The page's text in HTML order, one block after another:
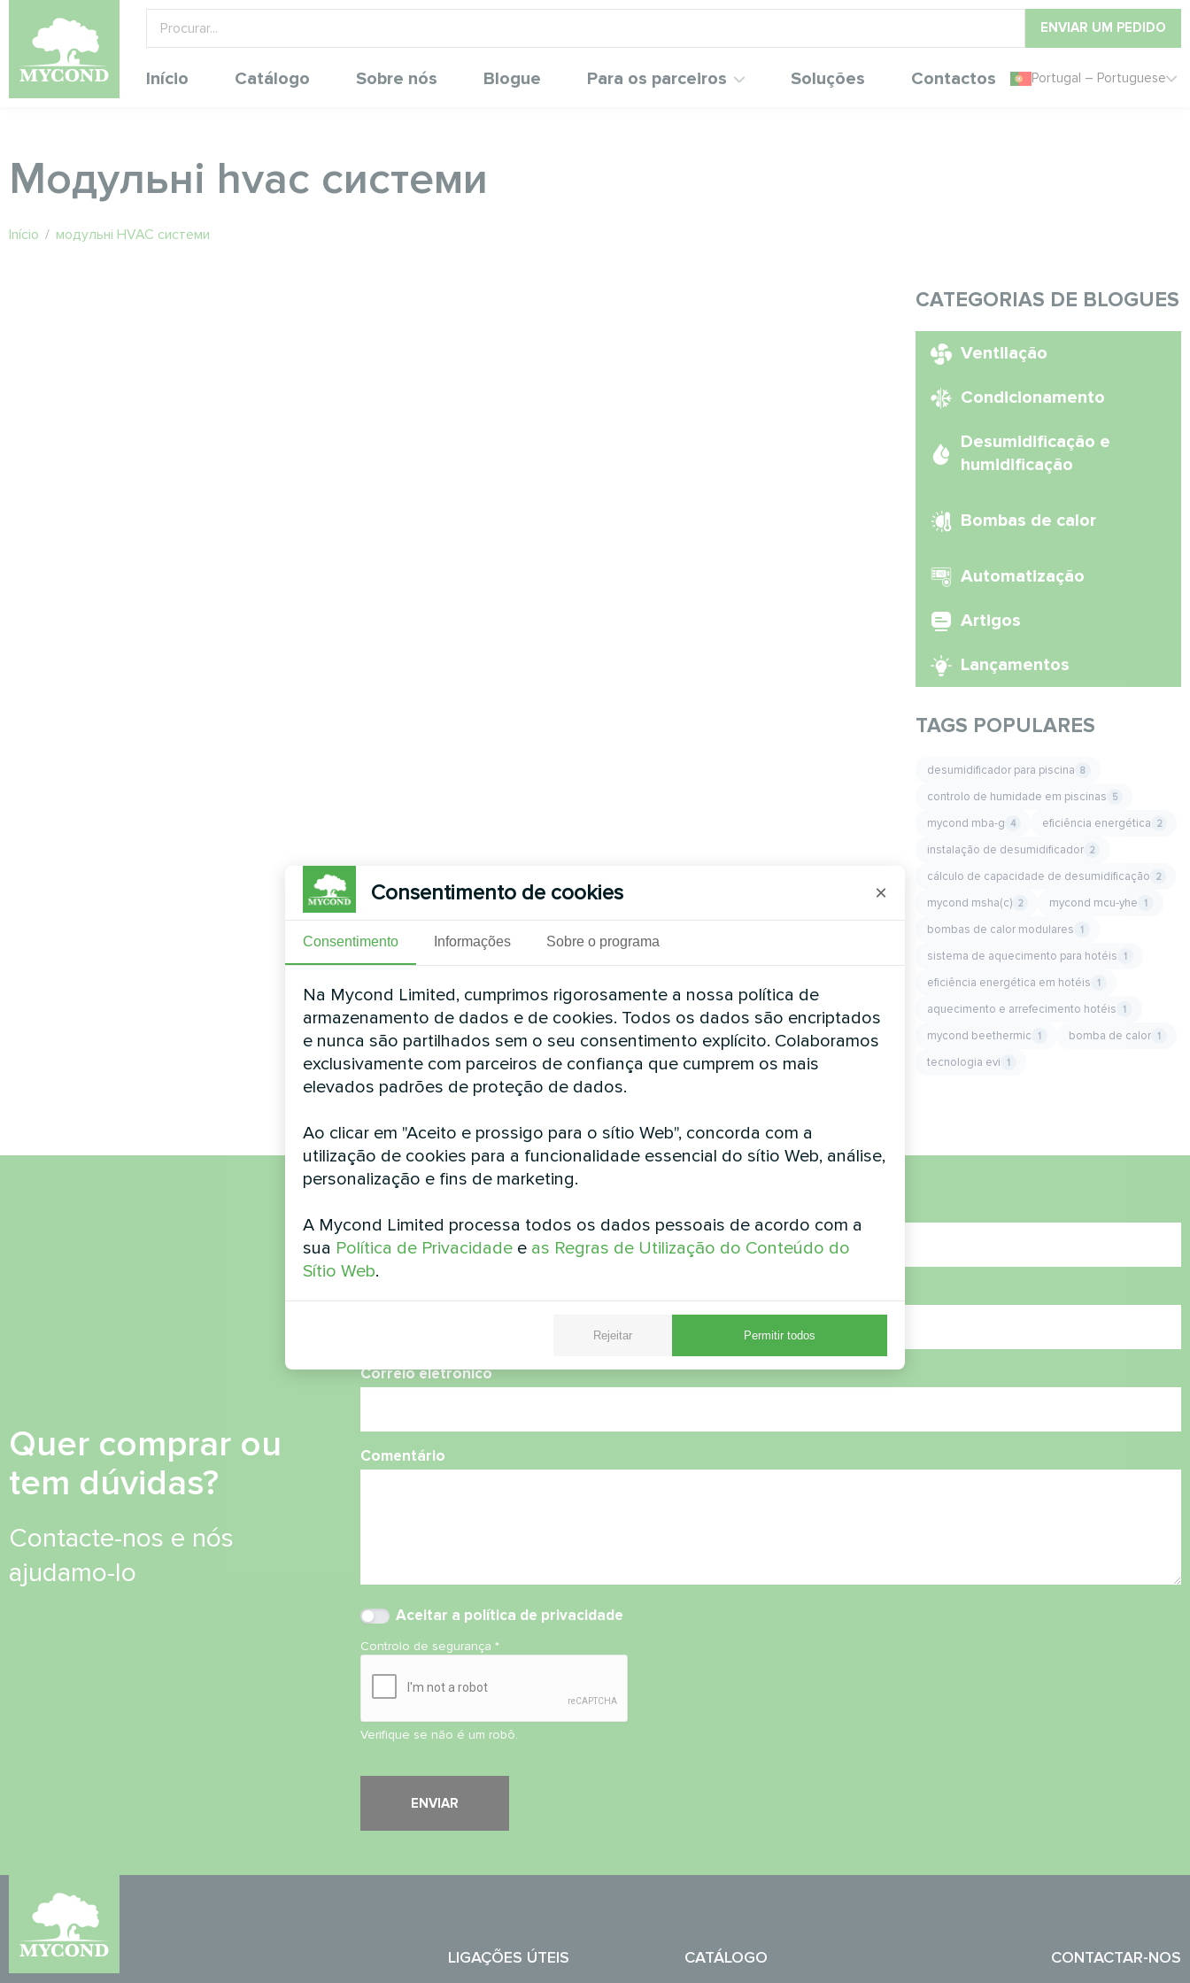
ENVIAR UM PEDIDO
Início Catálogo Sobre nós Blogue Para os parceiros Soluções Contactos Portugal – Portuguese
Модульні hvac системи
Início / модульні HVAC системи
CATEGORIAS DE BLOGUES
Ventilação
Condicionamento
Desumidificação e
humidificação
Bombas de calor
Automatização
Artigos
Lançamentos
TAGS POPULARES
desumidificador para piscina 8
controlo de humidade em piscinas 5
mycond mba-g 4 eficiência energética 2
instalação de desumidificador 2
cálculo de capacidade de desumidificação 2
mycond msha(c) 2 mycond mcu-yhe 1
bombas de calor modulares 1
sistema de aquecimento para hotéis 1
eficiência energética em hotéis 1
aquecimento e arrefecimento hotéis 1
mycond beethermic 1 bomba de calor 1
tecnologia evi 1
Quer comprar ou
tem dúvidas?
Contacte-nos e nós
ajudamo-lo
Correio eletrónico
Comentário
Aceitar a política de privacidade
Controlo de segurança*
Verifique se não é um robô.
LIGAÇÕES ÚTEIS CATÁLOGO CONTACTAR-NOS
Consentimento de cookies ×
Consentimento Informações Sobre o programa
Na Mycond Limited, cumprimos rigorosamente a nossa política de
armazenamento de dados e de cookies. Todos os dados são encriptados
e nunca são partilhados sem o seu consentimento explícito. Colaboramos
exclusivamente com parceiros de confiança que cumprem os mais
elevados padrões de proteção de dados.
Ao clicar em "Aceito e prossigo para o sítio Web", concorda com a
utilização de cookies para a funcionalidade essencial do sítio Web, análise,
personalização e fins de marketing.
A Mycond Limited processa todos os dados pessoais de acordo com a
sua Política de Privacidade e as Regras de Utilização do Conteúdo do
Sítio Web.
Rejeitar Permitir todos